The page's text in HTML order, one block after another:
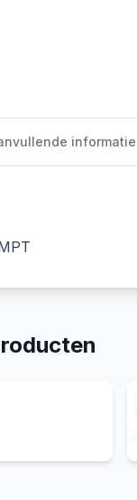
informatie